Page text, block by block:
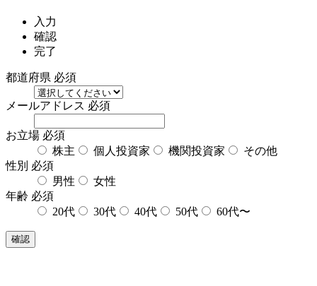
入力
確認
完了
都道府県 必須
メールアドレス 必須
お立場 必須
株主
個人投資家 機関投資家
その他
性別 必須
男性
女性
年齢 必須
20代
30代 40代 50代 60代〜